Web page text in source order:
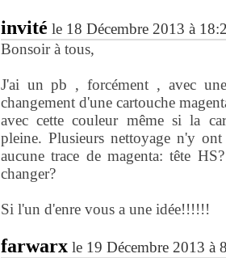
invité le 18 Décembre 2013 à
Bonsoir à tous,
J'ai un pb , forcément , avec
changement d'une cartouche
avec cette couleur même si la
pleine. Plusieurs nettoyage n'y
aucune trace de magenta: tête
changer?
Si l'un d'enre vous a une idée!!!!!!
farwarxle 19 Décembre 2013 à